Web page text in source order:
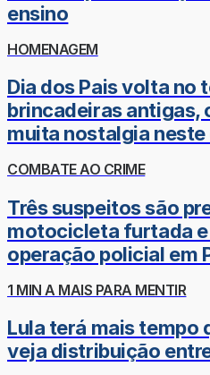
ensino
HOMENAGEM
Dia dos Pais volta no
brincadeiras antigas,
muita nostalgia
COMBATE AO CRIME
Três suspeitos são
motocicleta furtada
operação policial em
1 MIN A MAIS PARA MENTIR
Lula terá mais tempo
veja distribuição